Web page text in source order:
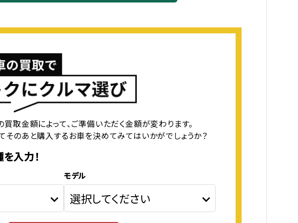
取金額によって、ご準備いただく金額が変わります。
そのあと購入するお車を決めてみてはいかがでしょうか？
入力！
モデル